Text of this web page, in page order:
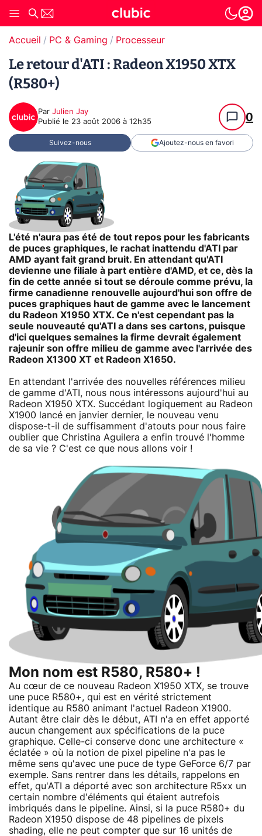
Accueil PC & Gaming Processeur
Le retour d'ATI : Radeon X1950 XTX
(R580+)
Par Julien Jay
Publié le 23 août 2006 à 12h35 0
Suivez-nous Ajoutez-nous en favori
L'été n'aura pas été de tout repos pour les fabricants
de puces graphiques, le rachat inattendu d'ATI par
AMD ayant fait grand bruit. En attendant qu'ATI
devienne une filiale à part entière d'AMD, et ce, dès la
fin de cette année si tout se déroule comme prévu, la
firme canadienne renouvelle aujourd'hui son offre de
puces graphiques haut de gamme avec le lancement
du Radeon X1950 XTX. Ce n'est cependant pas la
seule nouveauté qu'ATI a dans ses cartons, puisque
d'ici quelques semaines la firme devrait également
rajeunir son offre milieu de gamme avec l'arrivée des
Radeon X1300 XT et Radeon X1650.
En attendant l'arrivée des nouvelles références milieu
de gamme d'ATI, nous nous intéressons aujourd'hui au
Radeon X1950 XTX. Succédant logiquement au Radeon
X1900 lancé en janvier dernier, le nouveau venu
dispose-t-il de suffisamment d'atouts pour nous faire
oublier que Christina Aguilera a enfin trouvé l'homme
de sa vie ? C'est ce que nous allons voir !
Mon nom est R580, R580+ !
Au cœur de ce nouveau Radeon X1950 XTX, se trouve
une puce R580+, qui est en vérité strictement
identique au R580 animant l'actuel Radeon X1900.
Autant être clair dès le début, ATI n'a en effet apporté
aucun changement aux spécifications de la puce
graphique. Celle-ci conserve donc une architecture «
éclatée » où la notion de pixel pipeline n'a pas le
même sens qu'avec une puce de type GeForce 6/7 par
exemple. Sans rentrer dans les détails, rappelons en
effet, qu'ATI a déporté avec son architecture R5xx un
certain nombre d'éléments qui étaient autrefois
imbriqués dans le pipeline. Ainsi, si la puce R580+ du
Radeon X1950 dispose de 48 pipelines de pixels
shading, elle ne peut compter que sur 16 unités de